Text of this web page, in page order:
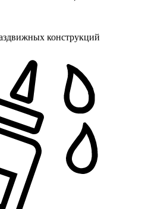
конструкций